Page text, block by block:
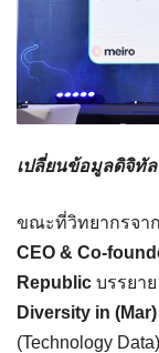
เปลี่ยนข้อมูลดิจิทั
ขณะที่วิทยากรจา
CEO & Co-
Republic บรรยาย
Diversity in
(Technology